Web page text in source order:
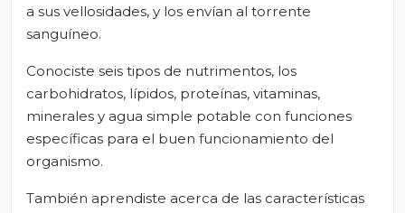
a sus vellosidades, y los envían al torrente
sanguíneo.
Conociste seis tipos de nutrimentos, los
carbohidratos, lípidos, proteínas, vitaminas,
minerales y agua simple potable con funciones
específicas para el buen funcionamiento del
organismo.
También aprendiste acerca de las características